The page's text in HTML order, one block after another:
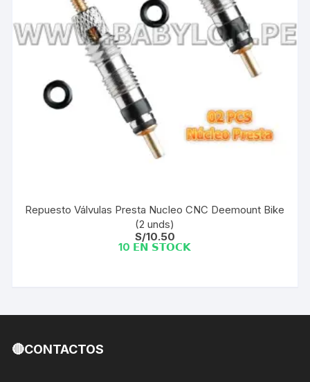
Repuesto Válvulas Presta Nucleo CNC Deemount Bike
(2 unds)
S/10.50
10 𝗘𝗡 𝗦𝗧𝗢𝗖𝗞
🔴CONTACTOS